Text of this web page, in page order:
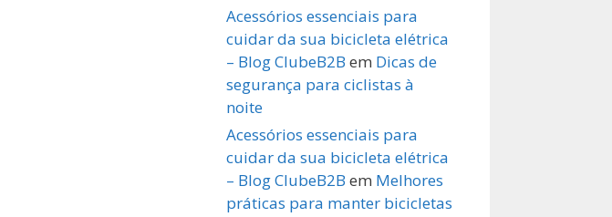
Acessórios essenciais para
cuidar da sua bicicleta elétrica
– Blog ClubeB2B em Dicas de
segurança para ciclistas à
noite
Acessórios essenciais para
cuidar da sua bicicleta elétrica
– Blog ClubeB2B em Melhores
práticas para manter bicicletas